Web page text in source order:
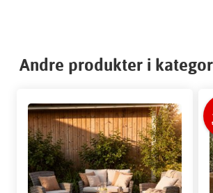
Andre produkter i